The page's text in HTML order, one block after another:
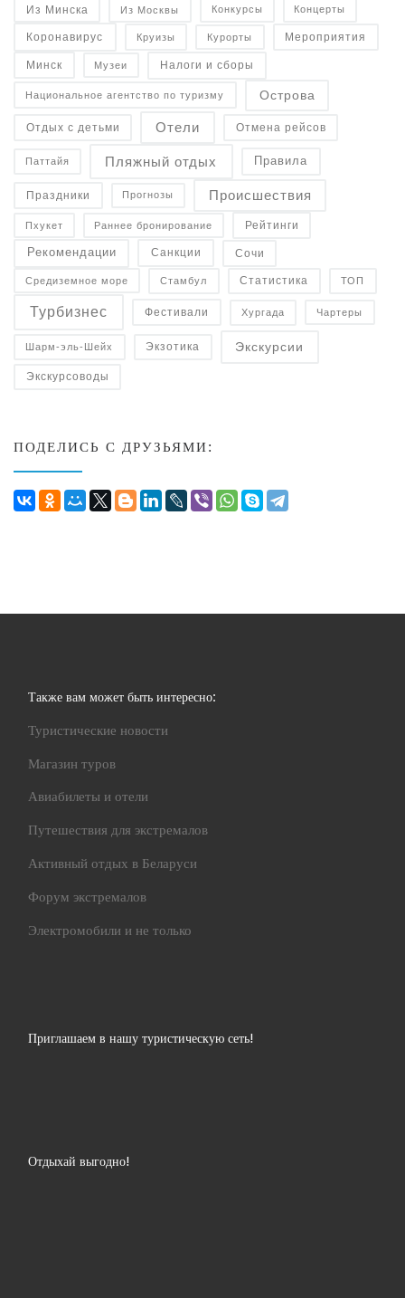
Из Минска Из Москвы Конкурсы Концерты
Коронавирус Круизы Курорты Мероприятия
Минск Музеи Налоги и сборы
Национальное агентство по туризму Острова
Отдых с детьми Отели Отмена рейсов
Паттайя Пляжный отдых Правила
Праздники Прогнозы Происшествия
Пхукет Раннее бронирование Рейтинги
Рекомендации Санкции Сочи
Средиземное море Стамбул Статистика ТОП
Турбизнес Фестивали Хургада Чартеры
Шарм-эль-Шейх Экзотика Экскурсии
Экскурсоводы
ПОДЕЛИСЬ С ДРУЗЬЯМИ:
Также вам может быть интересно:
Туристические новости
Магазин туров
Авиабилеты и отели
Путешествия для экстремалов
Активный отдых в Беларуси
Форум экстремалов
Электромобили и не только
Приглашаем в нашу туристическую сеть!
Отдыхай выгодно!